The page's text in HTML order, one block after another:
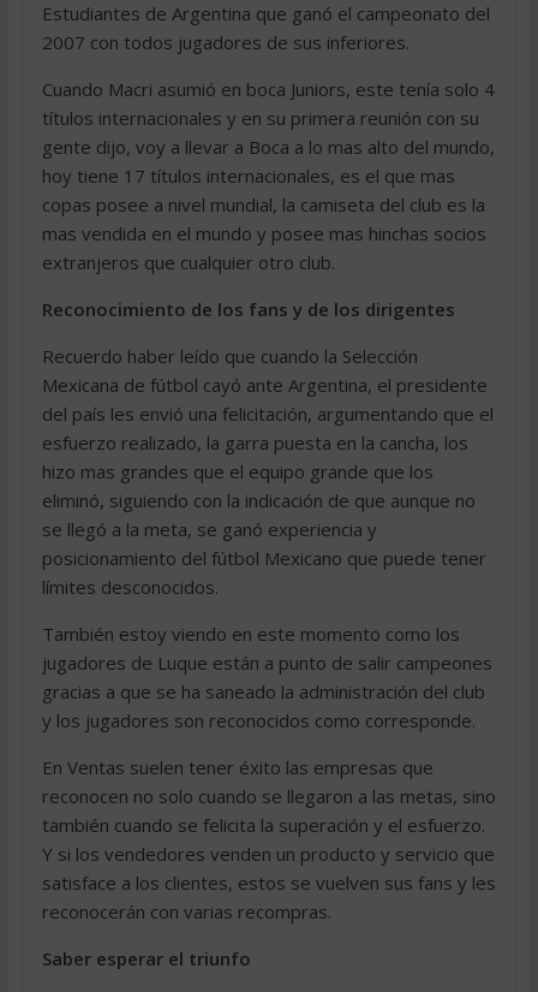
Estudiantes de Argentina que ganó el campeonato del
2007 con todos jugadores de sus inferiores.
Cuando Macri asumió en boca Juniors, este tenía solo 4
títulos internacionales y en su primera reunión con su
gente dijo, voy a llevar a Boca a lo mas alto del mundo,
hoy tiene 17 títulos internacionales, es el que mas
copas posee a nivel mundial, la camiseta del club es la
mas vendida en el mundo y posee mas hinchas socios
extranjeros que cualquier otro club.
Reconocimiento de los fans y de los dirigentes
Recuerdo haber leído que cuando la Selección
Mexicana de fútbol cayó ante Argentina, el presidente
del país les envió una felicitación, argumentando que el
esfuerzo realizado, la garra puesta en la cancha, los
hizo mas grandes que el equipo grande que los
eliminó, siguiendo con la indicación de que aunque no
se llegó a la meta, se ganó experiencia y
posicionamiento del fútbol Mexicano que puede tener
límites desconocidos.
También estoy viendo en este momento como los
jugadores de Luque están a punto de salir campeones
gracias a que se ha saneado la administración del club
y los jugadores son reconocidos como corresponde.
En Ventas suelen tener éxito las empresas que
reconocen no solo cuando se llegaron a las metas, sino
también cuando se felicita la superación y el esfuerzo.
Y si los vendedores venden un producto y servicio que
satisface a los clientes, estos se vuelven sus fans y les
reconocerán con varias recompras.
Saber esperar el triunfo